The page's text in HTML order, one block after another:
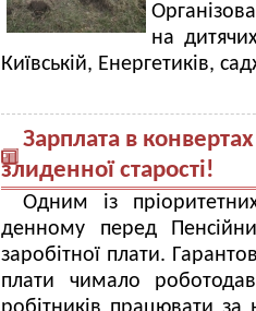
на
Київській, Енергетиків,
Зарплата в
злиденної старості!
Одним із
денному перед
заробітної плати.
плати чимало